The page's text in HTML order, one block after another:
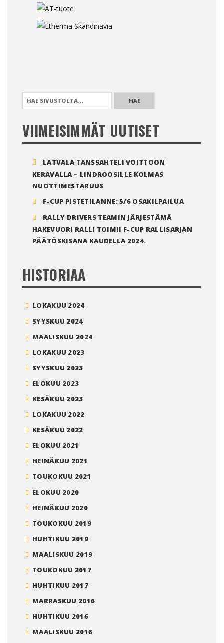
HAE:
VIIMEISIMMÄT UUTISET
LATVALA TANSSAHTELI VOITTOON
KERAVALLA – LINDROOSILLE KOLMAS
NUOTTIMESTARUUS
F-CUP PISTETILANNE: 5/6 OSAKILPAILUA
RALLY DRIVERS TEAMIN JÄRJESTÄMÄ
HAKEVUORI RALLI TOIMII F-CUP RALLISARJAN
PÄÄTÖSKISANA KAUDELLA 2024.
HISTORIAA
LOKAKUU 2024
SYYSKUU 2024
MAALISKUU 2024
LOKAKUU 2023
SYYSKUU 2023
ELOKUU 2023
KESÄKUU 2023
LOKAKUU 2022
KESÄKUU 2022
ELOKUU 2021
HEINÄKUU 2021
TOUKOKUU 2021
ELOKUU 2020
HEINÄKUU 2020
TOUKOKUU 2019
HUHTIKUU 2019
MAALISKUU 2019
TOUKOKUU 2017
HUHTIKUU 2017
MARRASKUU 2016
HUHTIKUU 2016
MAALISKUU 2016